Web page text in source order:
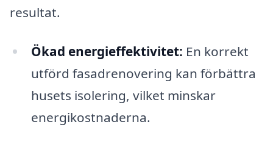
resultat.
Ökad energieffektivitet: En korrekt
utförd fasadrenovering kan förbättra
husets isolering, vilket minskar
energikostnaderna.